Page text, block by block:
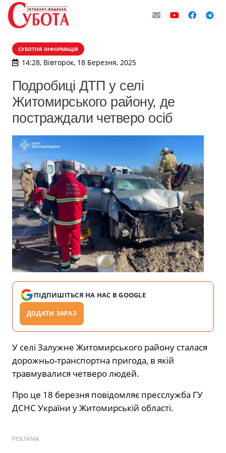
СУБОТНЯ ІНФОРМАЦІЯ
14:28, Вівторок, 18 Березня, 2025
Подробиці ДТП у селі
Житомирського району, де
постраждали четверо осіб
ПІДПИШІТЬСЯ НА НАС В GOOGLE
ДОДАТИ ЗАРАЗ
У селі Залужне Житомирського району сталася
дорожньо-транспортна пригода, в якій
травмувалися четверо людей.
Про це 18 березня повідомляє пресслужба ГУ
ДСНС України у Житомирській області.
РЕКЛАМА